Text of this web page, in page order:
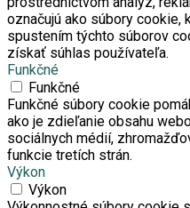
označujú ako súbory cookie,
spustením týchto súborov
získať súhlas používateľa.
Funkčné
Funkčné
Funkčné súbory cookie
ako je zdieľanie obsahu
sociálnych médií,
funkcie tretích strán.
Výkon
Výkon